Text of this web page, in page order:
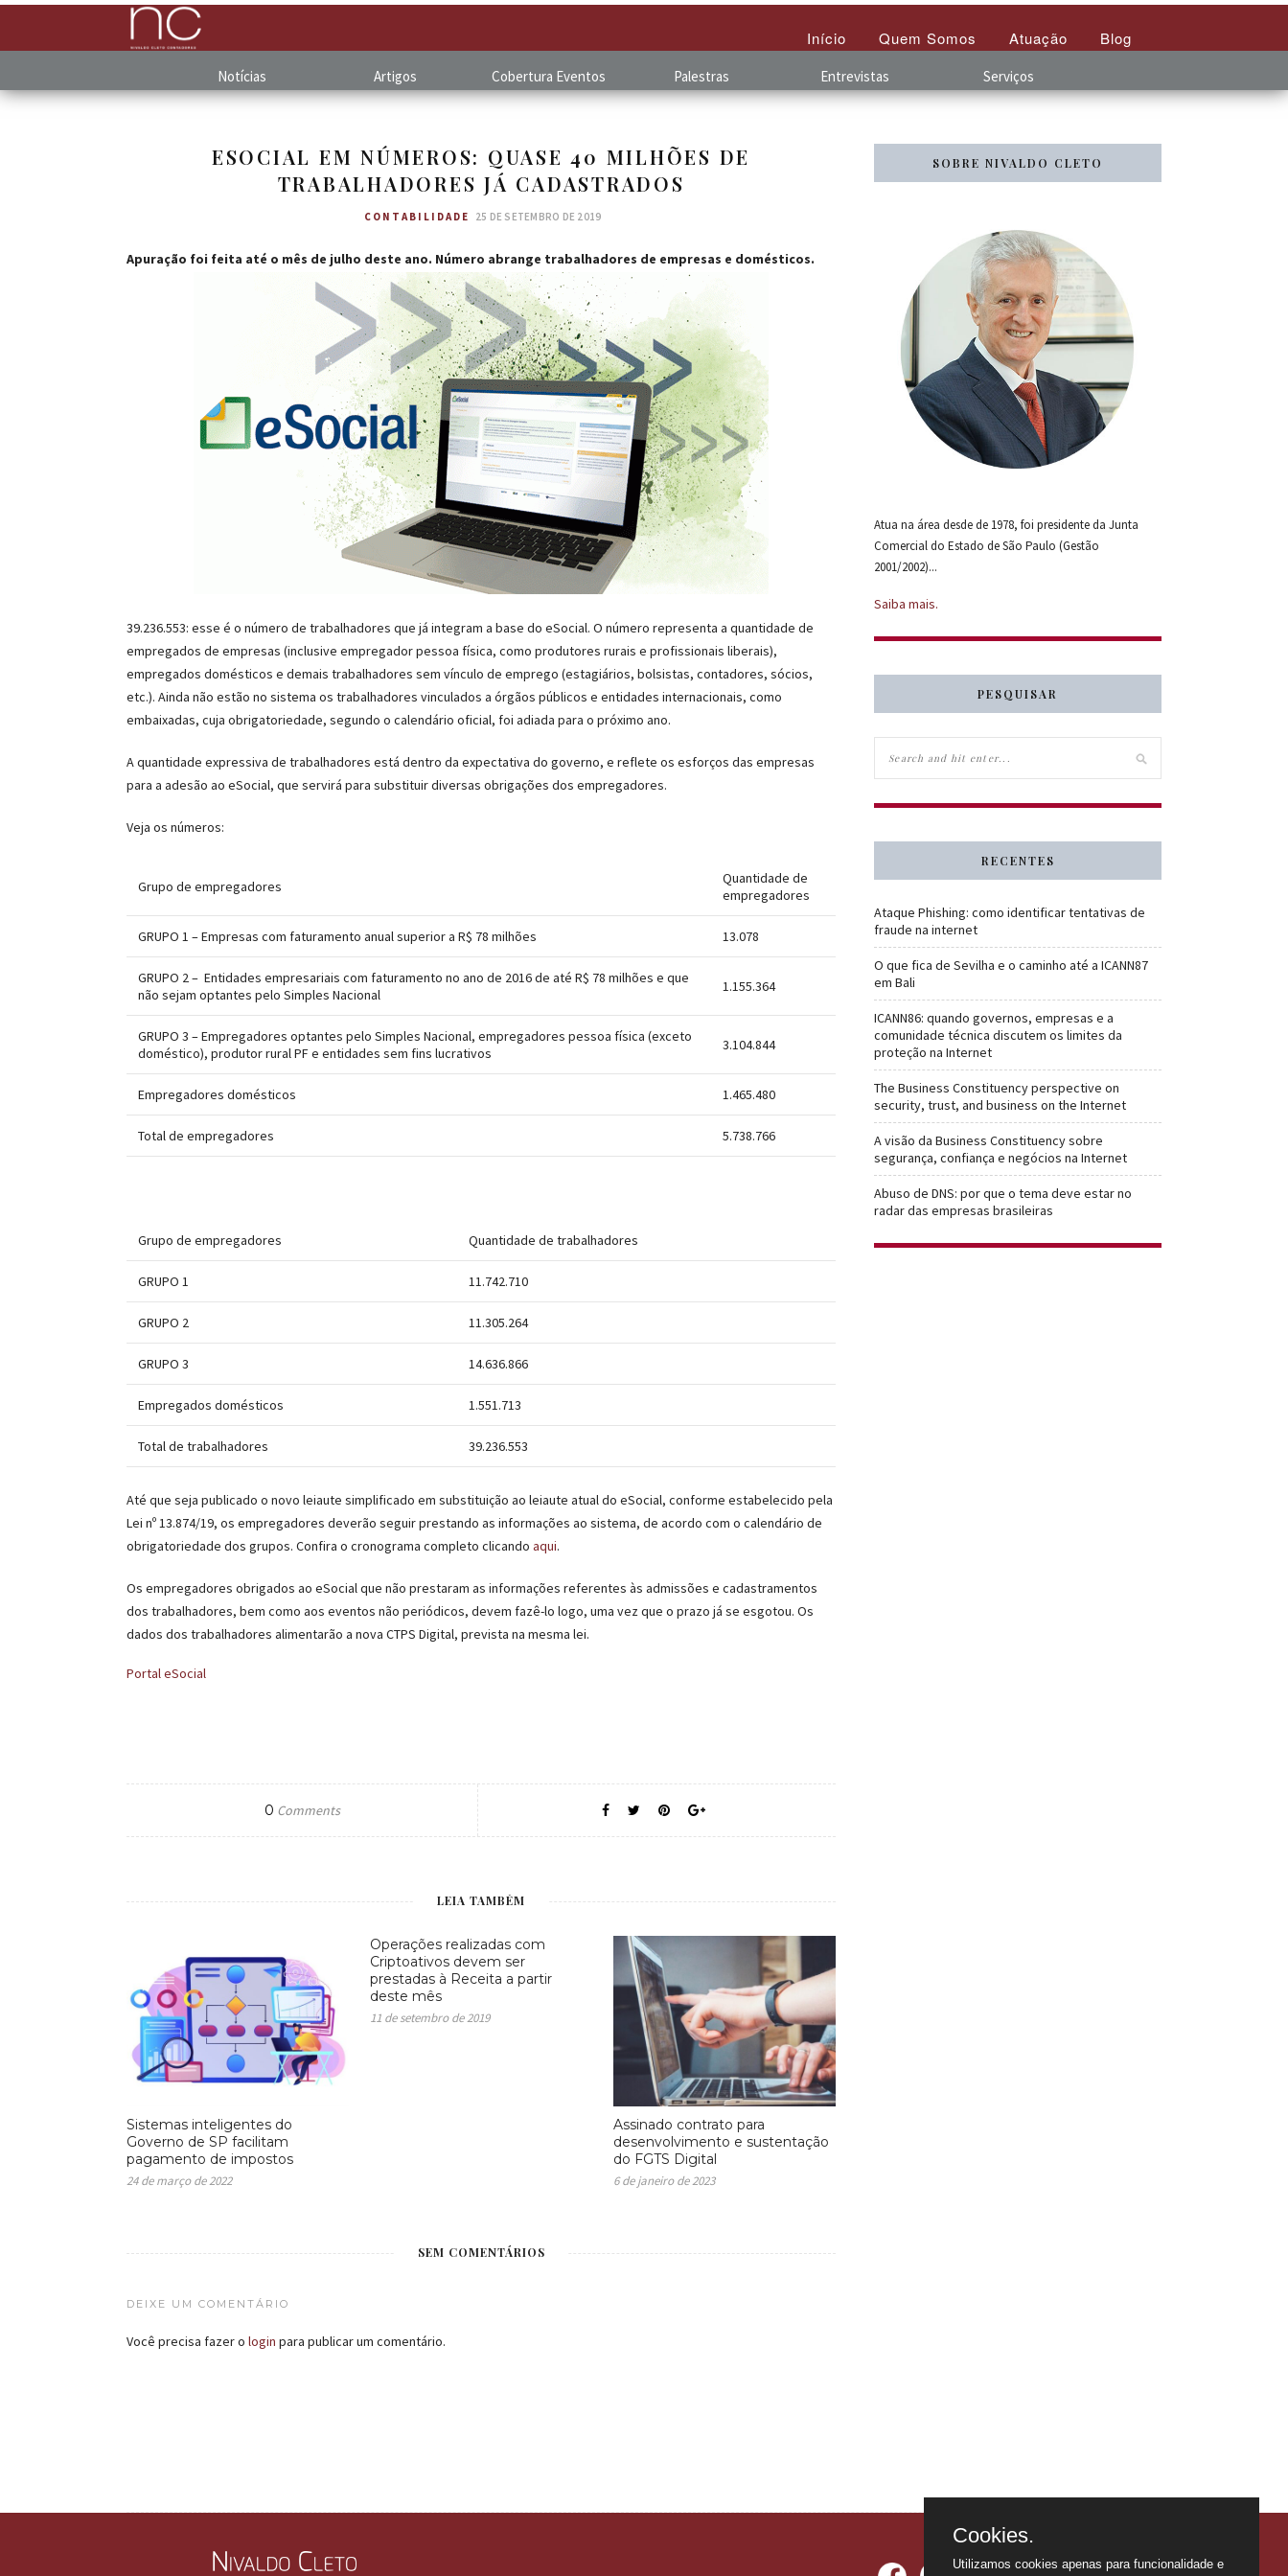
Início Quem Somos Atuação Blog
Notícias Artigos Cobertura Eventos Palestras Entrevistas Serviços
ESOCIAL EM NÚMEROS: QUASE 40 MILHÕES DE
TRABALHADORES JÁ CADASTRADOS
CONTABILIDADE 25 DE SETEMBRO DE 2019
Apuração foi feita até o mês de julho deste ano. Número abrange trabalhadores de empresas e domésticos.
39.236.553: esse é o número de trabalhadores que já integram a base do eSocial. O número representa a quantidade de
empregados de empresas (inclusive empregador pessoa física, como produtores rurais e profissionais liberais),
empregados domésticos e demais trabalhadores sem vínculo de emprego (estagiários, bolsistas, contadores, sócios,
etc.). Ainda não estão no sistema os trabalhadores vinculados a órgãos públicos e entidades internacionais, como
embaixadas, cuja obrigatoriedade, segundo o calendário oficial, foi adiada para o próximo ano.
A quantidade expressiva de trabalhadores está dentro da expectativa do governo, e reflete os esforços das empresas
para a adesão ao eSocial, que servirá para substituir diversas obrigações dos empregadores.
Veja os números:
Grupo de empregadores
Quantidade de
empregadores
GRUPO 1 – Empresas com faturamento anual superior a R$ 78 milhões 13.078
GRUPO 2 – Entidades empresariais com faturamento no ano de 2016 de até R$ 78 milhões e que
não sejam optantes pelo Simples Nacional
1.155.364
GRUPO 3 – Empregadores optantes pelo Simples Nacional, empregadores pessoa física (exceto
doméstico), produtor rural PF e entidades sem fins lucrativos
3.104.844
Empregadores domésticos 1.465.480
Total de empregadores 5.738.766
Grupo de empregadores Quantidade de trabalhadores
GRUPO 1 11.742.710
GRUPO 2 11.305.264
GRUPO 3 14.636.866
Empregados domésticos 1.551.713
Total de trabalhadores 39.236.553
Até que seja publicado o novo leiaute simplificado em substituição ao leiaute atual do eSocial, conforme estabelecido pela
Lei nº 13.874/19, os empregadores deverão seguir prestando as informações ao sistema, de acordo com o calendário de
obrigatoriedade dos grupos. Confira o cronograma completo clicando aqui.
Os empregadores obrigados ao eSocial que não prestaram as informações referentes às admissões e cadastramentos
dos trabalhadores, bem como aos eventos não periódicos, devem fazê-lo logo, uma vez que o prazo já se esgotou. Os
dados dos trabalhadores alimentarão a nova CTPS Digital, prevista na mesma lei.
Portal eSocial
0 Comments
LEIA TAMBÉM
Sistemas inteligentes do
Governo de SP facilitam
pagamento de impostos
24 de março de 2022
Operações realizadas com
Criptoativos devem ser
prestadas à Receita a partir
deste mês
11 de setembro de 2019
Assinado contrato para
desenvolvimento e sustentação
do FGTS Digital
6 de janeiro de 2023
SEM COMENTÁRIOS
DEIXE UM COMENTÁRIO
Você precisa fazer o login para publicar um comentário.
SOBRE NIVALDO CLETO
Atua na área desde de 1978, foi presidente da Junta
Comercial do Estado de São Paulo (Gestão
2001/2002)...
Saiba mais.
PESQUISAR
RECENTES
Ataque Phishing: como identificar tentativas de
fraude na internet
O que fica de Sevilha e o caminho até a ICANN87
em Bali
ICANN86: quando governos, empresas e a
comunidade técnica discutem os limites da
proteção na Internet
The Business Constituency perspective on
security, trust, and business on the Internet
A visão da Business Constituency sobre
segurança, confiança e negócios na Internet
Abuso de DNS: por que o tema deve estar no
radar das empresas brasileiras
Cookies.
Utilizamos cookies apenas para funcionalidade e